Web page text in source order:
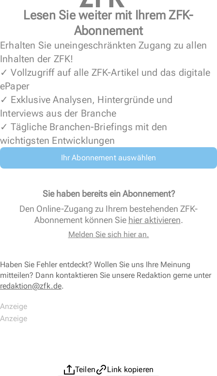
Lesen Sie weiter mit Ihrem ZFK-
Abonnement
Erhalten Sie uneingeschränkten Zugang zu allen
Inhalten der ZFK!
✓ Vollzugriff auf alle ZFK-Artikel und das digitale
ePaper
✓ Exklusive Analysen, Hintergründe und
Interviews aus der Branche
✓ Tägliche Branchen-Briefings mit den
wichtigsten Entwicklungen
Ihr Abonnement auswählen
Sie haben bereits ein Abonnement?
Den Online-Zugang zu Ihrem bestehenden ZFK-
Abonnement können Sie hier aktivieren.
Melden Sie sich hier an.
Haben Sie Fehler entdeckt? Wollen Sie uns Ihre Meinung
mitteilen? Dann kontaktieren Sie unsere Redaktion gerne unter
redaktion@zfk.de.
Teilen
Link kopieren